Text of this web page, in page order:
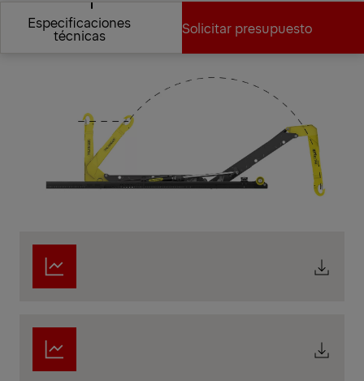
Especificaciones
técnicas Solicitar presupuesto
Solicitar presupuesto
Especificaciones técnicas